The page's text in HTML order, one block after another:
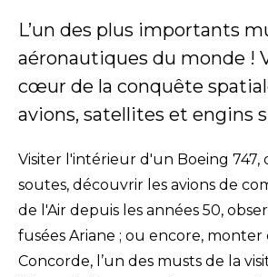
L’un des plus importants
aéronautiques du monde !
cœur de la conquête
avions, satellites et engins
Visiter l'intérieur d'un Boeing 747,
soutes, découvrir les avions de
de l'Air depuis les années 50,
fusées Ariane ; ou encore, monter
Concorde, l’un des musts de la